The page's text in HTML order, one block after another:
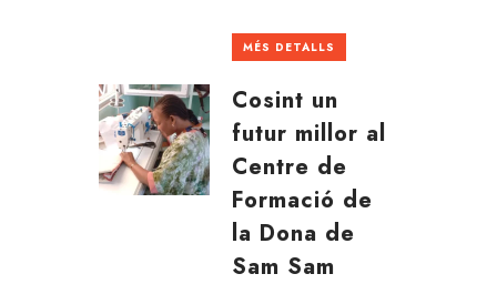
MÉS DETALLS
Cosint un
futur millor al
Centre de
Formació de
la Dona de
Sam Sam